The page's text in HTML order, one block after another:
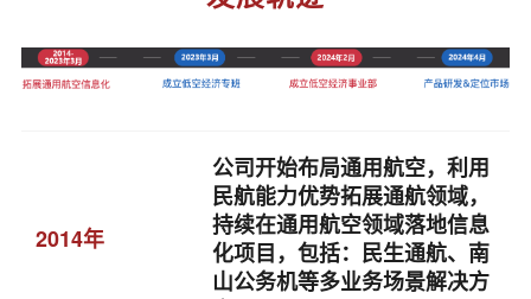
2014年
公司开始布局通用航空，利用
民航能力优势拓展通航领域，
持续在通用航空领域落地信息
化项目，包括：民生通航、南
山公务机等多业务场景解决方